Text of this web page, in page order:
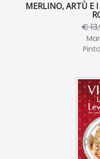
MERLINO, ARTÙ E
€